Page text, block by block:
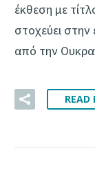
έκθεση με
στοχεύει
από την
READ